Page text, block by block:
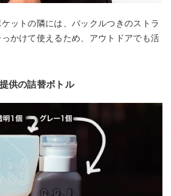
ットの隣には、バックルつきのストラ
かけて使えるため、アウトドアでも活
供の詰替ボトル